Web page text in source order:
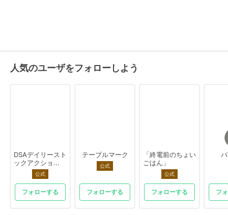
人気のユーザをフォローしよう
DSAデイリースト
ックアクショ...
公式
フォローする
テーブルマーク
公式
フォローする
「終電前のちょい
ごはん」
公式
フォローする フ